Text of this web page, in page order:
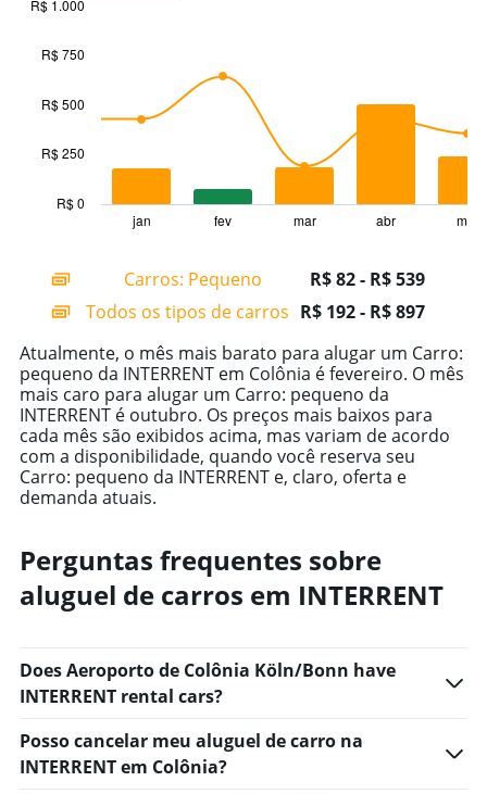
chart
with
data
series.
The
displaying
categories.
Range:
14
categories.
The
chart
has
1
Y
axis
displaying
Range:
0
to
1000.
jan fev mar abr mai
R$ 0
R$ 250
R$ 500
R$ 750
R$ 1.000
Carros: Pequeno
R$ 82 - R$ 539
Todos os tipos de carros R$ 192 - R$ 897
Atualmente, o mês mais barato para alugar um Carro:
pequeno da INTERRENT em Colônia é fevereiro. O mês
mais caro para alugar um Carro: pequeno da
INTERRENT é outubro. Os preços mais baixos para
cada mês são exibidos acima, mas variam de acordo
com a disponibilidade, quando você reserva seu
Carro: pequeno da INTERRENT e, claro, oferta e
demanda atuais.
Perguntas frequentes sobre
aluguel de carros em INTERRENT
Does Aeroporto de Colônia Köln/Bonn have
INTERRENT rental cars?
Posso cancelar meu aluguel de carro na
INTERRENT em Colônia?